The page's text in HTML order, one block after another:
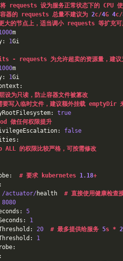
requests 设为服务正常状态下的 CPU
容器的 requests 总量不建议为 2c/4G 4c/
大的节点上，适当调小 requests 等扩充可
m
1Gi
- requests 为允许超卖的资源量，建
m
1Gi
设为只读，防止容器文件被篡改
要写入临时文件，建议额外挂载 emptyDir
true
做任何权限提升
false
ALL 的权限比较严格，可按需修改
# 要求 kubernetes 1.18+
/actuator/health # 直接使用健康检查
8080
5
1
20 # 最多提供给服务 5s *
1